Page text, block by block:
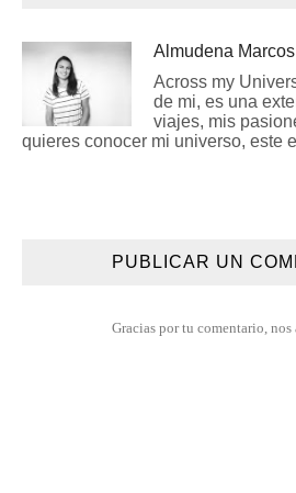
Almudena Marcos
Across my
de mi, es una
viajes, mis
quieres conocer mi universo, este
PUBLICAR UN
Gracias por tu comentario, nos